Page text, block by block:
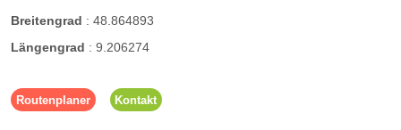
Breitengrad : 48.864893
Längengrad : 9.206274
Routenplaner Kontakt